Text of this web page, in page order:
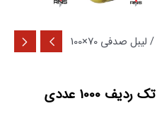
/ لیبل صدفی 70×100